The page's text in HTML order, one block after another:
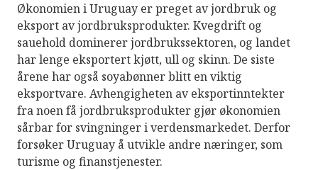
Økonomien i Uruguay er preget av jordbruk og
eksport av jordbruksprodukter. Kvegdrift og
sauehold dominerer jordbrukssektoren, og landet
har lenge eksportert kjøtt, ull og skinn. De siste
årene har også soyabønner blitt en viktig
eksportvare. Avhengigheten av eksportinntekter
fra noen få jordbruksprodukter gjør økonomien
sårbar for svingninger i verdensmarkedet. Derfor
forsøker Uruguay å utvikle andre næringer, som
turisme og finanstjenester.